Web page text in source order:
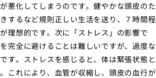
悪化してしまうのです。健やかな頭皮のた
するなど規則正しい生活を送り、７時間程
理想的です。次に「ストレス」の影響で
完全に避けることは難しいですが、過度な
す。ストレスを感じると、体は緊張状態と
これにより、血管が収縮し、頭皮の血行が